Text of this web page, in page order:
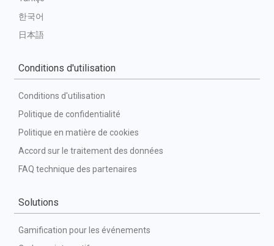
한국어
日本語
Conditions d'utilisation
Conditions d'utilisation
Politique de confidentialité
Politique en matière de cookies
Accord sur le traitement des données
FAQ technique des partenaires
Solutions
Gamification pour les événements